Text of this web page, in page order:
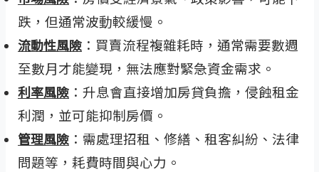
跌，但通常波動較緩慢。
流動性風險 ：買賣流程複雜耗時，通常需要數週
至數月才能變現，無法應對緊急資金需求。
利率風險 ：升息會直接增加房貸負擔，侵蝕租金
利潤，並可能抑制房價。
管理風險 ：需處理招租、修繕、租客糾紛、法律
問題等，耗費時間與心力。